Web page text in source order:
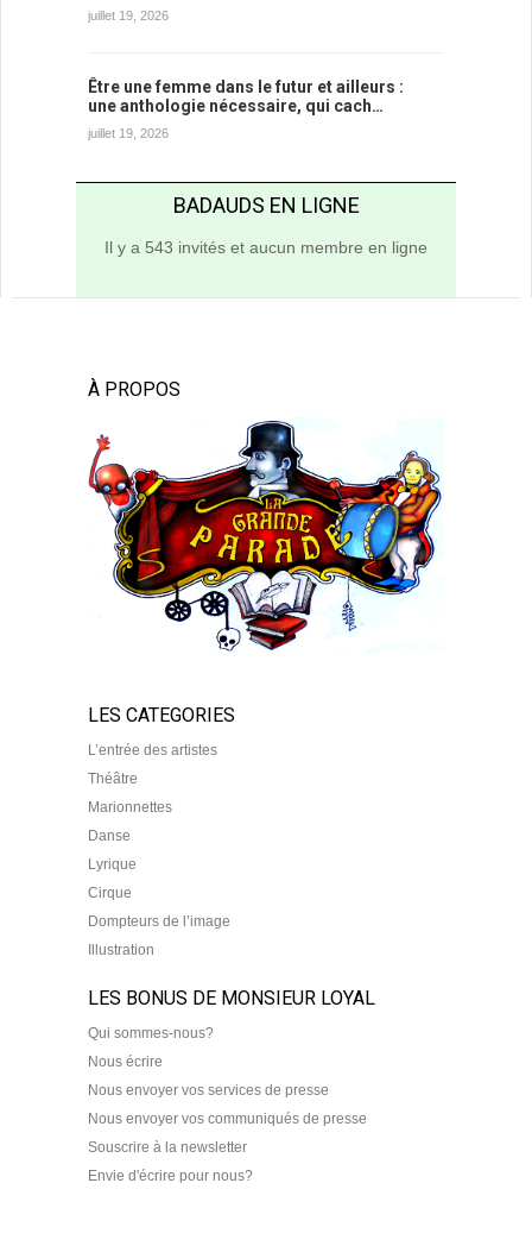
juillet 19, 2026
Être une femme dans le futur et ailleurs :
une anthologie nécessaire, qui cach…
juillet 19, 2026
BADAUDS EN LIGNE
Il y a 543 invités et aucun membre en ligne
À PROPOS
LES CATEGORIES
L’entrée des artistes
Théâtre
Marionnettes
Danse
Lyrique
Cirque
Dompteurs de l’image
Illustration
LES BONUS DE MONSIEUR LOYAL
Qui sommes-nous?
Nous écrire
Nous envoyer vos services de presse
Nous envoyer vos communiqués de presse
Souscrire à la newsletter
Envie d'écrire pour nous?